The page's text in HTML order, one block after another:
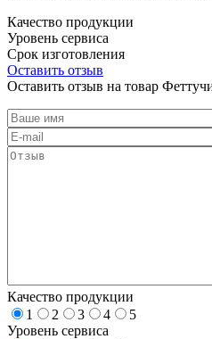
Качество продукции
Уровень сервиса
Срок изготовления
Оставить отзыв
Оставить отзыв на товар
Качество продукции
1
2 3 4
5
Уровень сервиса